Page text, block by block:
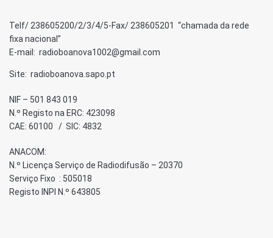
Telf/ 238605200/2/3/4/5-Fax/ 238605201 “chamada da rede
fixa nacional”
E-mail: radioboanova1002@gmail.com
Site: radioboanova.sapo.pt
NIF – 501 843 019
N.º Registo na ERC: 423098
CAE: 60100 / SIC: 4832
ANACOM:
N.º Licença Serviço de Radiodifusão – 20370
Serviço Fixo : 505018
Registo INPI N.º 643805